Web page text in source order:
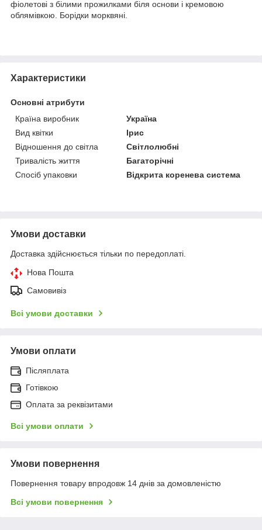
фіолетові з білими прожилками біля основи і кремовою
облямівкою. Борідки морквяні.
Характеристики
Основні атрибути
Країна виробник
Україна
Вид квітки
Ірис
Відношення до світла
Світлолюбні
Тривалість життя
Багаторічні
Спосіб упаковки
Відкрита коренева система
Умови доставки
Доставка здійснюється тільки по передоплаті.
Нова Пошта
Самовивіз
Всі умови доставки
Умови оплати
Післяплата
Готівкою
Оплата за реквізитами
Всі умови оплати
Умови повернення
Повернення товару впродовж 14 днів за домовленістю
Всі умови повернення